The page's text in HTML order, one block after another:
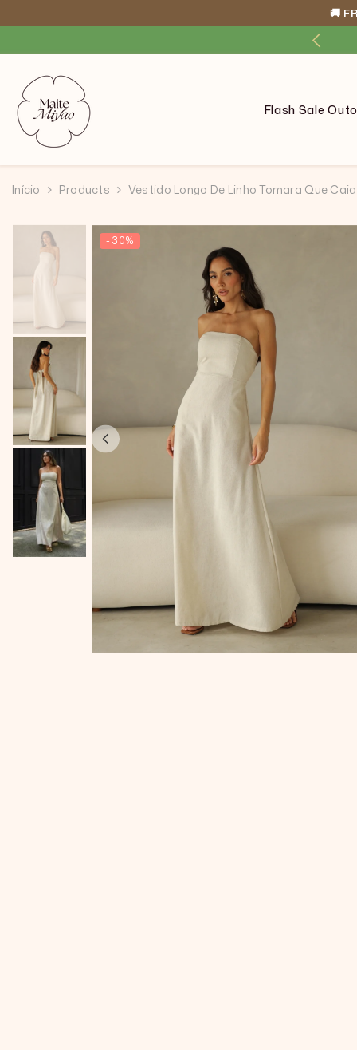
🚚
Flash Sale
Início Products Vestido Longo De Linho Tomara Que
- 30%